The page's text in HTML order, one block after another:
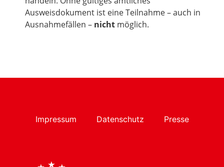
Ausweisdokument ist eine Teilnahme – auch in
Ausnahmefällen – nicht möglich.
Impressum Datenschutz Presse